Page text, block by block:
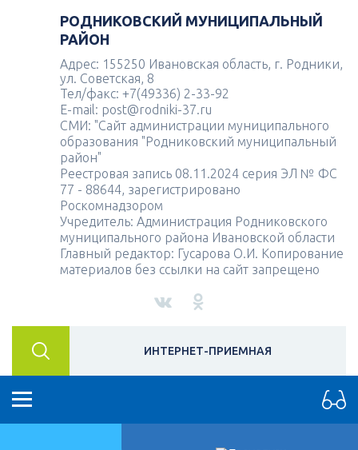
РОДНИКОВСКИЙ МУНИЦИПАЛЬНЫЙ
РАЙОН
Адрес: 155250 Ивановская область, г. Родники,
ул. Советская, 8
Тел/факс: +7(49336) 2-33-92
E-mail: post@rodniki-37.ru
СМИ: "Сайт администрации муниципального
образования "Родниковский муниципальный
район"
Реестровая запись 08.11.2024 серия ЭЛ № ФС
77 - 88644, зарегистрировано
Роскомнадзором
Учредитель: Администрация Родниковского
муниципального района Ивановской области
Главный редактор: Гусарова О.И. Копирование
материалов без ссылки на сайт запрещено
ИНТЕРНЕТ-ПРИЕМНАЯ